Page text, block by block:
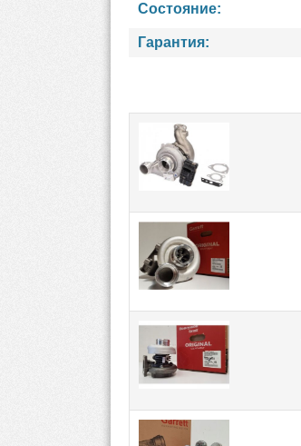
Состояние:
Гарантия: